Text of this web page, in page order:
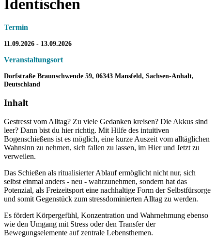
Identischen
Termin
11.09.2026 - 13.09.2026
Veranstaltungsort
Dorfstraße Braunschwende 59, 06343 Mansfeld, Sachsen-Anhalt,
Deutschland
Inhalt
Gestresst vom Alltag? Zu viele Gedanken kreisen? Die Akkus sind
leer? Dann bist du hier richtig. Mit Hilfe des intuitiven
Bogenschießens ist es möglich, eine kurze Auszeit vom alltäglichen
Wahnsinn zu nehmen, sich fallen zu lassen, im Hier und Jetzt zu
verweilen.
Das Schießen als ritualisierter Ablauf ermöglicht nicht nur, sich
selbst einmal anders - neu - wahrzunehmen, sondern hat das
Potenzial, als Freizeitsport eine nachhaltige Form der Selbstfürsorge
und somit Gegenstück zum stressdominierten Alltag zu werden.
Es fördert Körpergefühl, Konzentration und Wahrnehmung ebenso
wie den Umgang mit Stress oder den Transfer der
Bewegungselemente auf zentrale Lebensthemen.